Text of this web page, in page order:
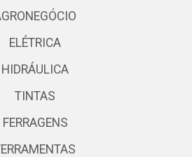
ELÉTRICA
HIDRÁULICA
TINTAS
FERRAGENS